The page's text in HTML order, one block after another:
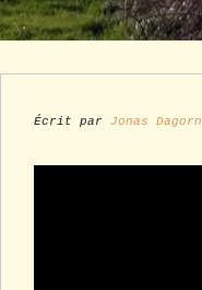
Écrit par Jonas Dagorn